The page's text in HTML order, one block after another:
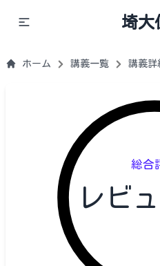
埼大
ホーム 講義一覧 講義詳
総合
レビ